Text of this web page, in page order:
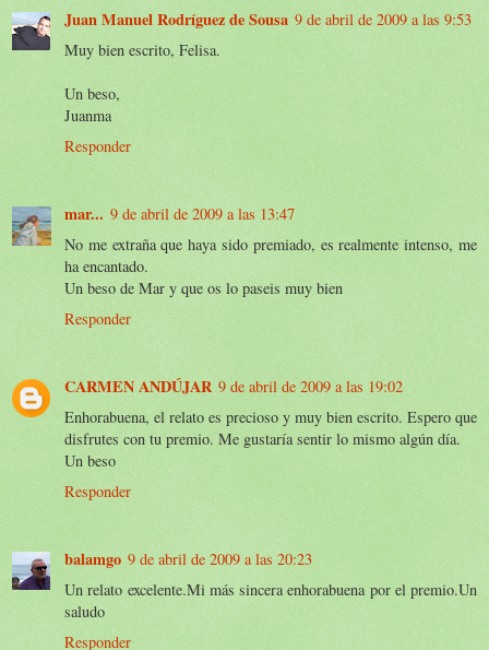
Juan Manuel Rodríguez de Sousa 9 de abril de 2009 a las 9:53
Muy bien escrito, Felisa.
Un beso,
Juanma
Responder
mar... 9 de abril de 2009 a las 13:47
No me extraña que haya sido premiado, es realmente intenso, me
ha encantado.
Un beso de Mar y que os lo paseis muy bien
Responder
CARMEN ANDÚJAR 9 de abril de 2009 a las 19:02
Enhorabuena, el relato es precioso y muy bien escrito. Espero que
disfrutes con tu premio. Me gustaría sentir lo mismo algún día.
Un beso
Responder
balamgo 9 de abril de 2009 a las 20:23
Un relato excelente.Mi más sincera enhorabuena por el premio.Un
saludo
Responder